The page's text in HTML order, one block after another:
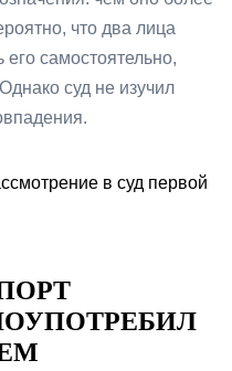
что два лица
его самостоятельно,
суд не изучил
в суд первой